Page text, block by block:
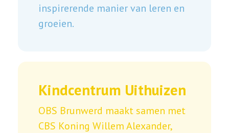
inspirerende manier van leren en
groeien.
Kindcentrum Uithuizen
OBS Brunwerd maakt samen met
CBS Koning Willem Alexander,